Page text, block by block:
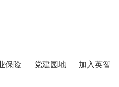
保险 党建园地 加入英智